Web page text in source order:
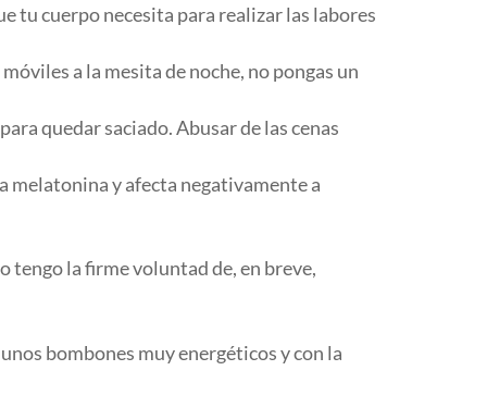
tu cuerpo necesita para realizar las labores
a la mesita de noche, no pongas un
quedar saciado. Abusar de las cenas
melatonina y afecta negativamente a
tengo la firme voluntad de, en breve,
bombones muy energéticos y con la